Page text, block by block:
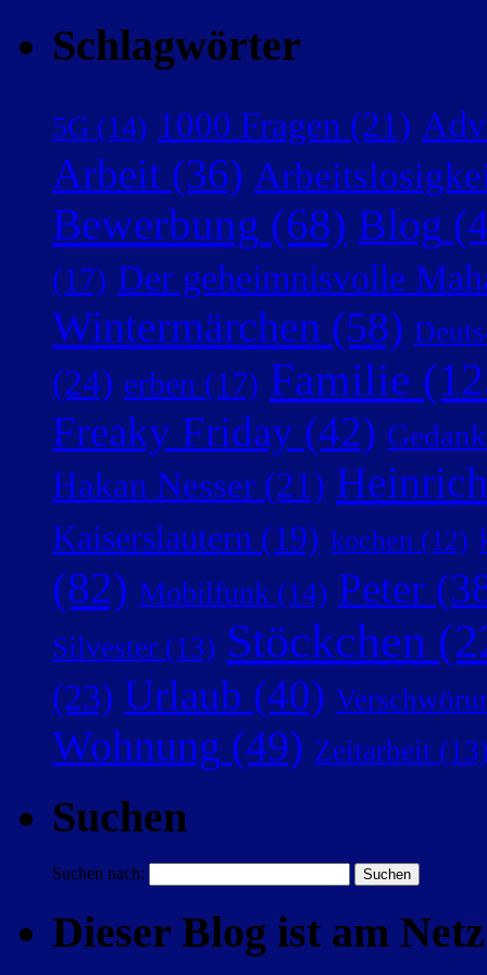
Schlagwörter
5G (14) 1000 Fragen (21)
Arbeit (36)
Bewerbung (68) Blog
(17) Der geheimnisvolle
Wintermärchen (58)
(24) erben (17) Familie
Freaky Friday (42)
Hakan Nesser (21)
Kaiserslautern (19) kochen (12)
(82) Mobilfunk (14) Peter
Silvester (13) Stöckchen
(23) Urlaub (40)
Wohnung (49) Zeitarbeit
Suchen
Suchen nach:
Dieser Blog ist am